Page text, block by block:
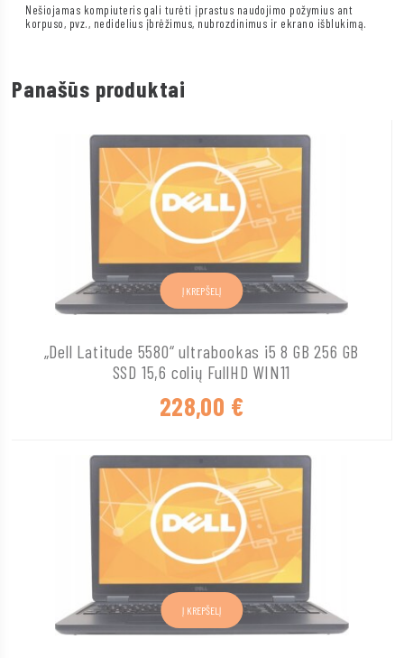
Nešiojamas kompiuteris gali turėti įprastus naudojimo požymius ant
korpuso, pvz., nedidelius įbrėžimus, nubrozdinimus ir ekrano išblukimą.
Panašūs produktai
„Dell Latitude 5580“ ultrabookas i5 8 GB 256 GB
SSD 15,6 colių FullHD WIN11
228,00 €
Į KREPŠELĮ
Į KREPŠELĮ